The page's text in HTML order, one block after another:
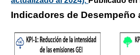
Indicadores de Desempeño